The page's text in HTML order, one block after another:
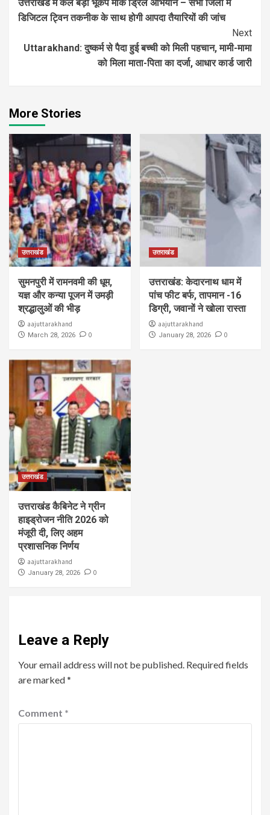
Reading
उत्तराखंड में कल बड़ा भूकंप मॉक ड्रिल अभियान – सभी जिलों में
डिजिटल ट्विन तकनीक के साथ होगी आपदा तैयारियों की जांच
Next
Uttarakhand: दुष्कर्म से पैदा हुई बच्ची को मिली पहचान, मामी-मामा
को मिला माता-पिता का दर्जा, आधार कार्ड जारी
More Stories
उत्तराखंड
सुमनपुरी में रामनवमी की धूम,
यज्ञ और कन्या पूजन में उमड़ी
श्रद्धालुओं की भीड़
aajuttarakhand
March 28, 2026 0
उत्तराखंड
उत्तराखंड: केदारनाथ धाम में
पांच फीट बर्फ, तापमान -16
डिग्री, जवानों ने खोला रास्ता
aajuttarakhand
January 28, 2026 0
उत्तराखंड
उत्तराखंड कैबिनेट ने ग्रीन
हाइड्रोजन नीति 2026 को
मंजूरी दी, लिए अहम
प्रशासनिक निर्णय
aajuttarakhand
January 28, 2026 0
Leave a Reply
Your email address will not be published. Required fields
are marked*
Comment *